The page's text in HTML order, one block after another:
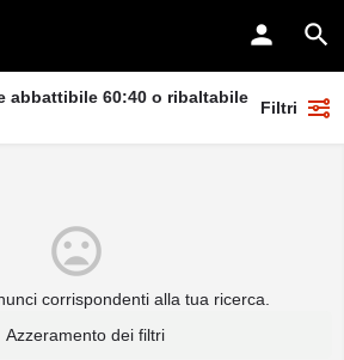
abbattibile 60:40 o ribaltabile
Filtri
corrispondenti alla tua ricerca.
Azzeramento dei filtri